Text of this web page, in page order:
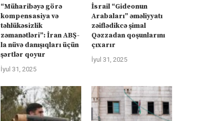
“Müharibəyə görə
kompensasiya və
təhlükəsizlik
zəmanətləri”: İran ABŞ-
la nüvə danışıqları üçün
şərtlər qoyur
İyul 31, 2025
İsrail “Gideonun
Arabaları” əməliyyatı
zəiflədikcə şimal
Qəzzadan qoşunlarını
çıxarır
İyul 31, 2025